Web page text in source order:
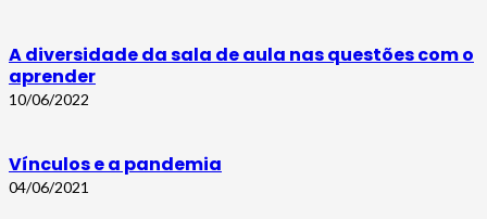
A diversidade da sala de aula nas questões com o
aprender
10/06/2022
Vínculos e a pandemia
04/06/2021